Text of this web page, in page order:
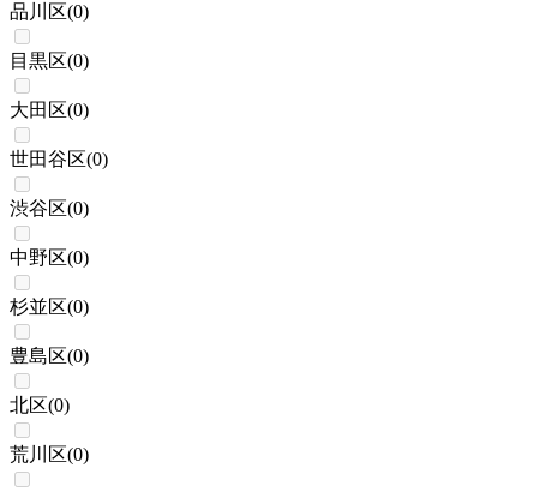
品川区(0)
目黒区(0)
大田区(0)
世田谷区(0)
渋谷区(0)
中野区(0)
杉並区(0)
豊島区(0)
北区(0)
荒川区(0)